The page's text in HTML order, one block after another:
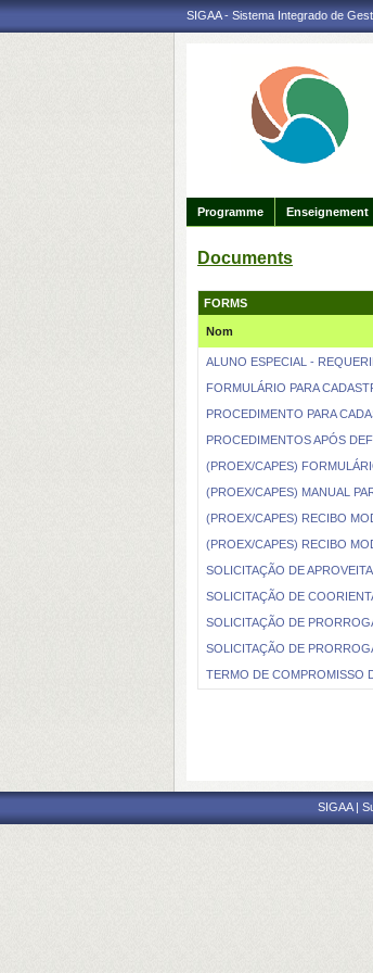
SIGAA - Sistema Integrado de
Programme Enseignement
Documents
FORMS
Nom
ALUNO ESPECIAL -
FORMULÁRIO PARA
PROCEDIMENTO PARA
PROCEDIMENTOS APÓS
(PROEX/CAPES)
(PROEX/CAPES) MANUAL
(PROEX/CAPES) RECIBO
(PROEX/CAPES) RECIBO
SOLICITAÇÃO DE
SOLICITAÇÃO DE
SOLICITAÇÃO DE
SOLICITAÇÃO DE
TERMO DE COMPROMISSO
SIGAA |